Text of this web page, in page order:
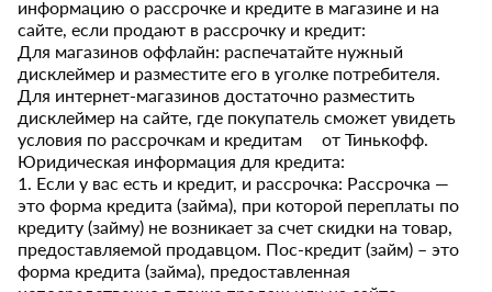
информацию о рассрочке и кредите в магазине и на
сайте, если продают в рассрочку и кредит:
Для магазинов оффлайн: распечатайте нужный
дисклеймер и разместите его в уголке потребителя.
Для интернет-магазинов достаточно разместить
дисклеймер на сайте, где покупатель сможет увидеть
условия по рассрочкам и кредитам от Тинькофф.
Юридическая информация для кредита:
1. Если у вас есть и кредит, и рассрочка: Рассрочка —
это форма кредита (займа), при которой переплаты по
кредиту (займу) не возникает за счет скидки на товар,
предоставляемой продавцом. Пос-кредит (займ) – это
форма кредита (займа), предоставленная